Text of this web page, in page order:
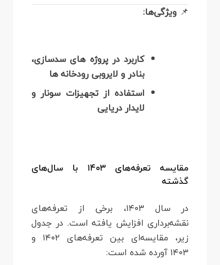
📌 ویژگی‌ها:
کاربرد در پروژه‌ های سدسازی،
بنادر و لایروبی رودخانه‌ ها
استفاده از تجهیزات سونار و
لایدار دریایی
مقایسه تعرفه‌های ۱۴۰۳ با سال‌های
گذشته
در سال ۱۴۰۳، برخی از تعرفه‌های
نقشه‌برداری افزایش یافته است. در جدول
زیر، مقایسه‌ای بین تعرفه‌های ۱۴۰۲ و
۱۴۰۳ آورده شده است: